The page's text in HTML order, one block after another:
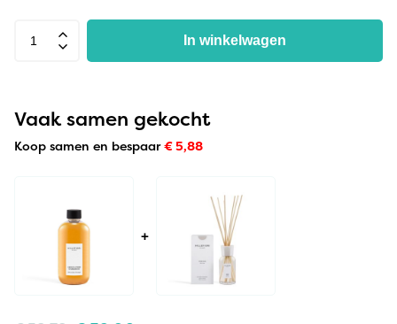
In winkelwagen
Vaak samen gekocht
Koop samen en bespaar€5,88
+